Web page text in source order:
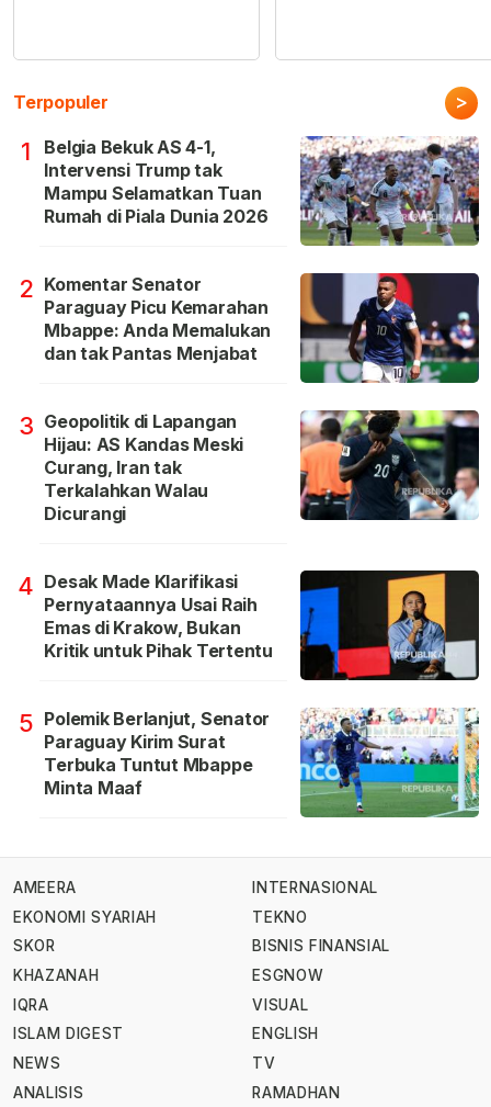
Terpopuler >
1
Belgia Bekuk AS 4-1,
Intervensi Trump tak
Mampu Selamatkan Tuan
Rumah di Piala Dunia 2026
2 Komentar Senator
Paraguay Picu Kemarahan
Mbappe: Anda Memalukan
dan tak Pantas Menjabat
3 Geopolitik di Lapangan
Hijau: AS Kandas Meski
Curang, Iran tak
Terkalahkan Walau
Dicurangi
4 Desak Made Klarifikasi
Pernyataannya Usai Raih
Emas di Krakow, Bukan
Kritik untuk Pihak Tertentu
5 Polemik Berlanjut, Senator
Paraguay Kirim Surat
Terbuka Tuntut Mbappe
Minta Maaf
AMEERA
EKONOMI SYARIAH
SKOR
KHAZANAH
IQRA
ISLAM DIGEST
NEWS
ANALISIS
INTERNASIONAL
TEKNO
BISNIS FINANSIAL
ESGNOW
VISUAL
ENGLISH
TV
RAMADHAN